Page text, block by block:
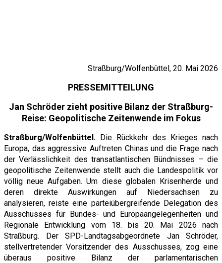
Straßburg/Wolfenbüttel, 20. Mai 2026
PRESSEMITTEILUNG
Jan Schröder zieht positive Bilanz der Straßburg-
Reise: Geopolitische Zeitenwende im Fokus
Straßburg/Wolfenbüttel. Die Rückkehr des Krieges nach
Europa, das aggressive Auftreten Chinas und die Frage nach
der Verlässlichkeit des transatlantischen Bündnisses – die
geopolitische Zeitenwende stellt auch die Landespolitik vor
völlig neue Aufgaben. Um diese globalen Krisenherde und
deren direkte Auswirkungen auf Niedersachsen zu
analysieren, reiste eine parteiübergreifende Delegation des
Ausschusses für Bundes- und Europaangelegenheiten und
Regionale Entwicklung vom 18. bis 20. Mai 2026 nach
Straßburg. Der SPD-Landtagsabgeordnete Jan Schröder,
stellvertretender Vorsitzender des Ausschusses, zog eine
überaus positive Bilanz der parlamentarischen